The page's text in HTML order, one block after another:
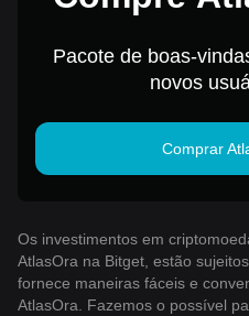
Pacote de boas-
novos
Comprar
Os investimentos em
AtlasOra na Bitget, estão
fornece maneiras fáceis e
AtlasOra. Fazemos o possível